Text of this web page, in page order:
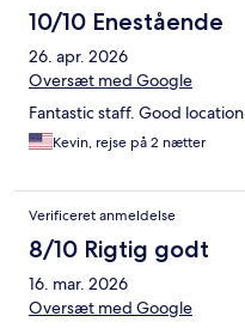
10/10 Enestående
26. apr. 2026
Oversæt med Google
Fantastic staff. Good
Kevin, rejse på 2 nætter
Verificeret anmeldelse
8/10 Rigtig godt
16. mar. 2026
Oversæt med Google